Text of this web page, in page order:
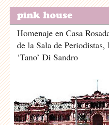
pink house
Homenaje en Casa
de la Sala de Periodistas,
‘Tano’ Di Sandro